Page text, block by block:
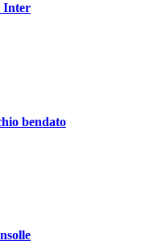
Inter
bendato